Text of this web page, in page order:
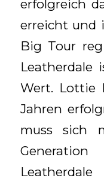
erfolgreich
erreicht und
Big Tour
Leatherdale
Wert.
Jahren
muss sich